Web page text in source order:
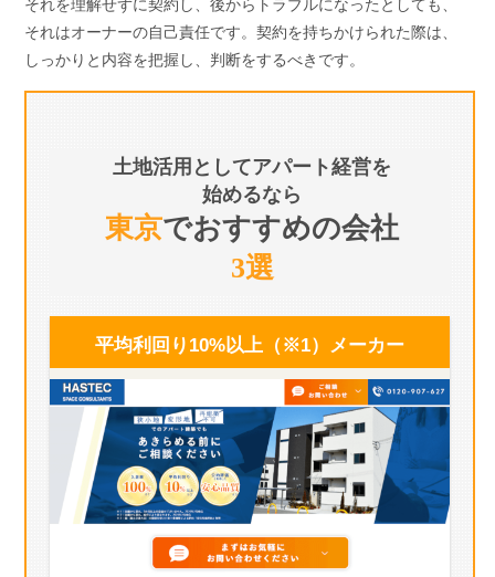
それを理解せずに契約し、後からトラブルになったとしても、
それはオーナーの自己責任です。契約を持ちかけられた際は、
しっかりと内容を把握し、判断をするべきです。
土地活用としてアパート経営を
始めるなら
東京でおすすめの会社
3選
平均利回り10%以上（※1） メーカー